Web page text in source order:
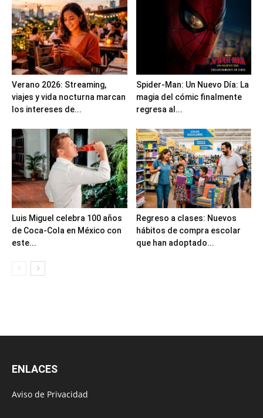
Verano 2026: Streaming,
viajes y vida nocturna marcan
los intereses de...
Spider-Man: Un Nuevo Día: La
magia del cómic finalmente
regresa al...
Luis Miguel celebra 100 años
de Coca-Cola en México con
este...
Regreso a clases: Nuevos
hábitos de compra escolar
que han adoptado...
ENLACES
Aviso de Privacidad